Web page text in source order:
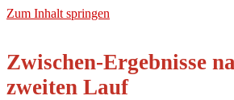
Zum Inhalt springen
Zwischen-Ergebnisse
zweiten Lauf